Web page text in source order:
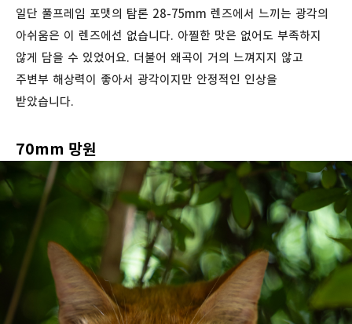
일단 풀프레임 포맷의 탐론 28-75mm 렌즈에서 느끼는 광각의
아쉬움은 이 렌즈에선 없습니다. 아찔한 맛은 없어도 부족하지
않게 담을 수 있었어요. 더불어 왜곡이 거의 느껴지지 않고
주변부 해상력이 좋아서 광각이지만 안정적인 인상을
받았습니다.
70mm 망원